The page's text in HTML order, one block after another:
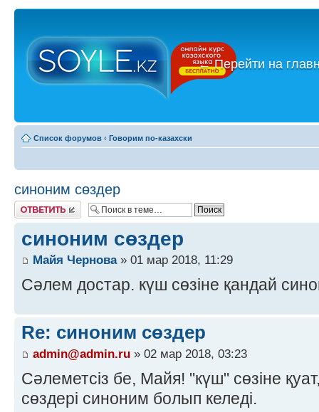
←Перейти на
Список форумов ‹ Говорим по-казахски
синоним сөздер
Ответить
синоним сөздер
Майя Чернова» 01 мар 2018, 11:29
Сәлем достар. күш сөзіне қандай
Re: синоним сөздер
admin@admin.ru » 02 мар 2018, 03:23
Сәлеметсіз бе, Майя! "күш" сөзіне
сөздері синоним болып келеді.